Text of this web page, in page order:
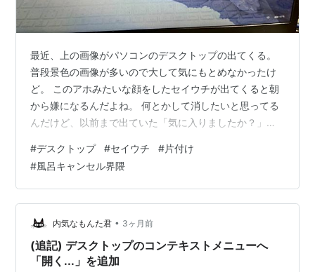
最近、上の画像がパソコンのデスクトップの出てくる。
普段景色の画像が多いので大して気にもとめなかったけ
ど。 このアホみたいな顔をしたセイウチが出てくると朝
から嫌になるんだよね。 何とかして消したいと思ってる
んだけど、以前まで出ていた「気に入りましたか？」の
上に文字が出てるわ。 どうして気づかなかっただろ？ 明
日こそ、「気に入らない」と言ってやる。 二重窓の工事
が近いので、現在窓際にある家具の中身を出している。
空っぽにしておけば、業者の人が家具は移動してくれる
から。 カップボードとテレビボードの中身をとりあえず
娘の部屋に移動。 2、3日前にカ…
#デスクトップ #セイウチ #片付け
#風呂キャンセル界隈
内気なもんた君 • 3ヶ月前
(追記) デスクトップのコンテキストメニューへ
「開く...」を追加